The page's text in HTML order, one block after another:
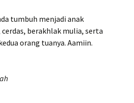
tumbuh menjadi anak
berakhlak mulia, serta
orang tuanya. Aamiin.